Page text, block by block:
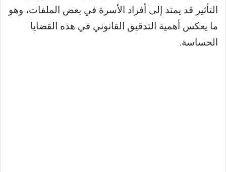
التأثير قد يمتد إلى أفراد الأسرة في بعض الملفات، وهو
ما يعكس أهمية التدقيق القانوني في هذه القضايا
الحساسة.